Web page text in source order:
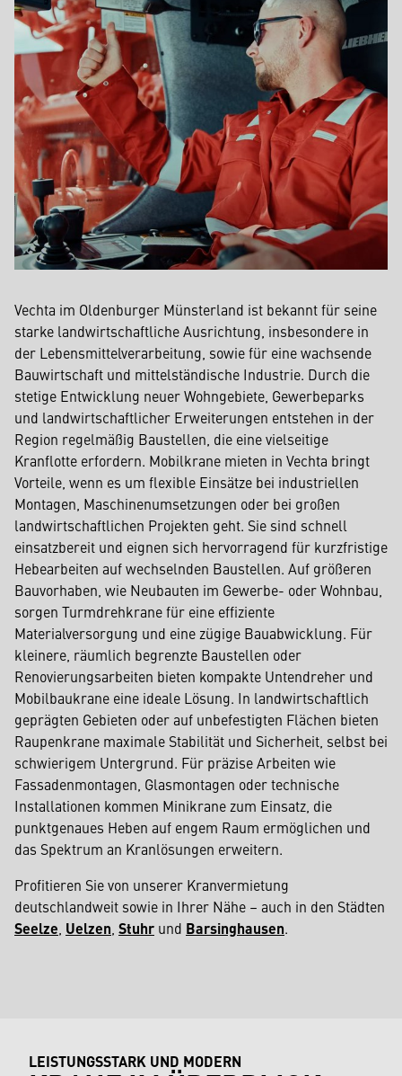
Vechta im Oldenburger Münsterland ist bekannt für seine
starke landwirtschaftliche Ausrichtung, insbesondere in
der Lebensmittelverarbeitung, sowie für eine wachsende
Bauwirtschaft und mittelständische Industrie. Durch die
stetige Entwicklung neuer Wohngebiete, Gewerbeparks
und landwirtschaftlicher Erweiterungen entstehen in der
Region regelmäßig Baustellen, die eine vielseitige
Kranflotte erfordern. Mobilkrane mieten in Vechta bringt
Vorteile, wenn es um flexible Einsätze bei industriellen
Montagen, Maschinenumsetzungen oder bei großen
landwirtschaftlichen Projekten geht. Sie sind schnell
einsatzbereit und eignen sich hervorragend für kurzfristige
Hebearbeiten auf wechselnden Baustellen. Auf größeren
Bauvorhaben, wie Neubauten im Gewerbe- oder Wohnbau,
sorgen Turmdrehkrane für eine effiziente
Materialversorgung und eine zügige Bauabwicklung. Für
kleinere, räumlich begrenzte Baustellen oder
Renovierungsarbeiten bieten kompakte Untendreher und
Mobilbaukrane eine ideale Lösung. In landwirtschaftlich
geprägten Gebieten oder auf unbefestigten Flächen bieten
Raupenkrane maximale Stabilität und Sicherheit, selbst bei
schwierigem Untergrund. Für präzise Arbeiten wie
Fassadenmontagen, Glasmontagen oder technische
Installationen kommen Minikrane zum Einsatz, die
punktgenaues Heben auf engem Raum ermöglichen und
das Spektrum an Kranlösungen erweitern.
Profitieren Sie von unserer Kranvermietung
deutschlandweit sowie in Ihrer Nähe – auch in den Städten
Seelze Uelzen Stuhr und Barsinghausen.
LEISTUNGSSTARK UND MODERN